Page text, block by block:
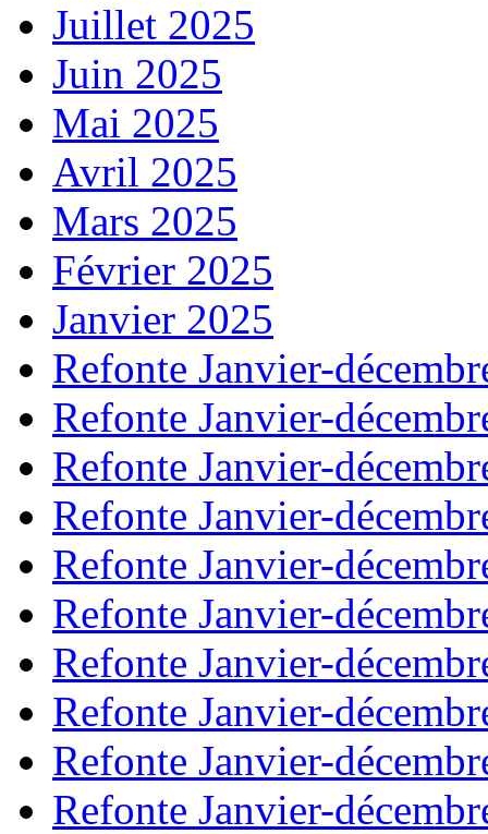
Juillet 2025
Juin 2025
Mai 2025
Avril 2025
Mars 2025
Février 2025
Janvier 2025
Refonte Janvier-
Refonte Janvier-
Refonte Janvier-
Refonte Janvier-
Refonte Janvier-
Refonte Janvier-
Refonte Janvier-
Refonte Janvier-
Refonte Janvier-
Refonte Janvier-